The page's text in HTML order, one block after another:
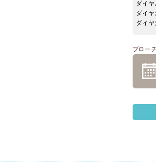
ダイ
ダイ
ダイ
ブロー